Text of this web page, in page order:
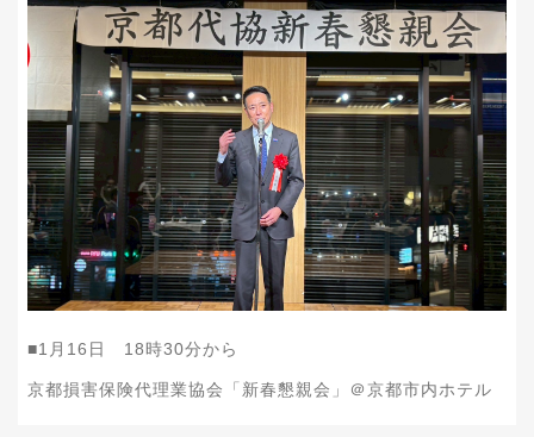
■1月16日 18時30分から
京都損害保険代理業協会「新春懇親会」＠京都市内ホテル